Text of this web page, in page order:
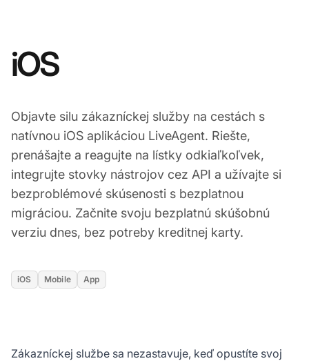
iOS
Objavte silu zákazníckej služby na cestách s
natívnou iOS aplikáciou LiveAgent. Riešte,
prenášajte a reagujte na lístky odkiaľkoľvek,
integrujte stovky nástrojov cez API a užívajte si
bezproblémové skúsenosti s bezplatnou
migráciou. Začnite svoju bezplatnú skúšobnú
verziu dnes, bez potreby kreditnej karty.
iOS Mobile App
Zákazníckej službe sa nezastavuje, keď opustíte svoj